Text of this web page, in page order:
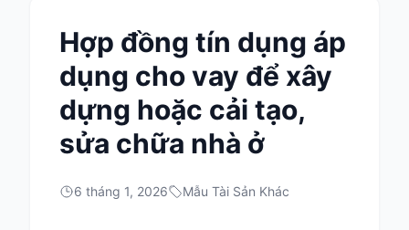
Hợp đồng tín dụng áp
dụng cho vay để xây
dựng hoặc cải tạo,
sửa chữa nhà ở
6 tháng 1, 2026 Mẫu Tài Sản Khác